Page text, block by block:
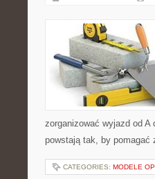
zorganizować wyjazd od
powstają tak, by pomagać
CATEGORIES: MODELE